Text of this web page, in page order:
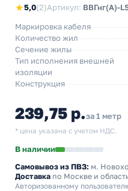
★5,0(2)Артикул: ВВГнг(А)-
Маркировка кабеля
Количество жил
Сечение жилы
Тип исполнения внешней
изоляции
Конструкция
239,75 р.за 1 метр
* цена указана с учетом НДС.
В наличии
Самовывоз из ПВЗ: м.
Доставка по Москве и
Авторизованному